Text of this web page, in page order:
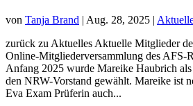
von Tanja Brand | Aug. 28, 2025 |
zurück zu Aktuelles Aktuelle Mitglieder
Online-Mitgliederversammlung des AFS-
Anfang 2025 wurde Mareike Haubrich
den NRW-Vorstand gewählt. Mareike ist
Eva Exam Prüferin auch...